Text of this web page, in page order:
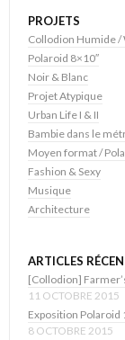
PROJETS
Collodion Humide /
Polaroid 8×10″
Noir & Blanc
Projet Atypique
Urban Life I & II
Bambie dans le
Moyen format /
Fashion & Sexy
Musique
Architecture
ARTICLES
[Collodion]
11 OCTOBRE 2015
Exposition Polaroid
8 OCTOBRE 2015